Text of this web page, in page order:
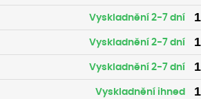
Vyskladnění 2-7 dní
Vyskladnění 2-7 dní
Vyskladnění 2-7 dní
Vyskladnění ihned